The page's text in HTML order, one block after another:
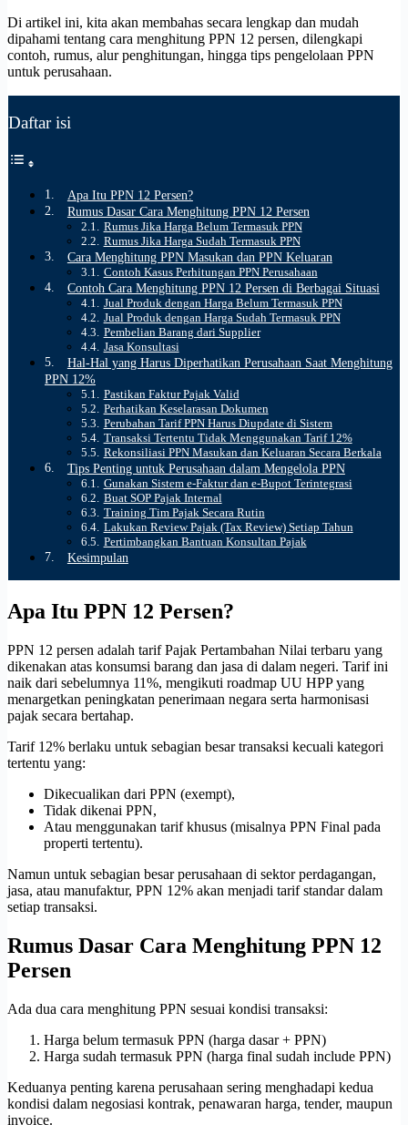
Di artikel ini, kita akan membahas secara lengkap dan mudah
dipahami tentang cara menghitung PPN 12 persen, dilengkapi
contoh, rumus, alur penghitungan, hingga tips pengelolaan PPN
untuk perusahaan.
Daftar isi
Apa Itu PPN 12 Persen?
Rumus Dasar Cara Menghitung PPN 12 Persen
Rumus Jika Harga Belum Termasuk PPN
Rumus Jika Harga Sudah Termasuk PPN
Cara Menghitung PPN Masukan dan PPN Keluaran
Contoh Kasus Perhitungan PPN Perusahaan
Contoh Cara Menghitung PPN 12 Persen di Berbagai Situasi
Jual Produk dengan Harga Belum Termasuk PPN
Jual Produk dengan Harga Sudah Termasuk PPN
Pembelian Barang dari Supplier
Jasa Konsultasi
Hal-Hal yang Harus Diperhatikan Perusahaan Saat Menghitung
PPN 12%
Pastikan Faktur Pajak Valid
Perhatikan Keselarasan Dokumen
Perubahan Tarif PPN Harus Diupdate di Sistem
Transaksi Tertentu Tidak Menggunakan Tarif 12%
Rekonsiliasi PPN Masukan dan Keluaran Secara Berkala
Tips Penting untuk Perusahaan dalam Mengelola PPN
Gunakan Sistem e-Faktur dan e-Bupot Terintegrasi
Buat SOP Pajak Internal
Training Tim Pajak Secara Rutin
Lakukan Review Pajak (Tax Review) Setiap Tahun
Pertimbangkan Bantuan Konsultan Pajak
Kesimpulan
Apa Itu PPN 12 Persen?
PPN 12 persen adalah tarif Pajak Pertambahan Nilai terbaru yang
dikenakan atas konsumsi barang dan jasa di dalam negeri. Tarif ini
naik dari sebelumnya 11%, mengikuti roadmap UU HPP yang
menargetkan peningkatan penerimaan negara serta harmonisasi
pajak secara bertahap.
Tarif 12% berlaku untuk sebagian besar transaksi kecuali kategori
tertentu yang:
Dikecualikan dari PPN (exempt),
Tidak dikenai PPN,
Atau menggunakan tarif khusus (misalnya PPN Final pada
properti tertentu).
Namun untuk sebagian besar perusahaan di sektor perdagangan,
jasa, atau manufaktur, PPN 12% akan menjadi tarif standar dalam
setiap transaksi.
Rumus Dasar Cara Menghitung PPN 12
Persen
Ada dua cara menghitung PPN sesuai kondisi transaksi:
Harga belum termasuk PPN (harga dasar + PPN)
Harga sudah termasuk PPN (harga final sudah include PPN)
Keduanya penting karena perusahaan sering menghadapi kedua
kondisi dalam negosiasi kontrak, penawaran harga, tender, maupun
invoice.